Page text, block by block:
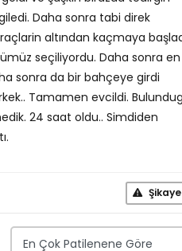
Daha sonra tabi direk
altından kaçmaya
seçiliyordu. Daha sonra
sonra da bir bahçeye girdi
Tamamen evcildi.
24 saat oldu.. Simdiden